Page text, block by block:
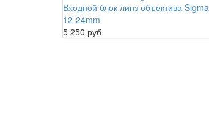
Входной блок линз объектива Sigma
12-24mm
5 250 руб